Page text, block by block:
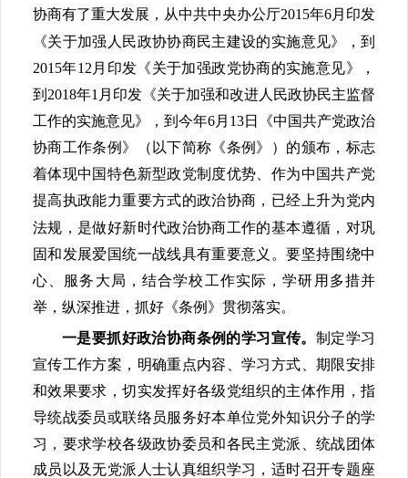
协商有了重大发展，从中共中央办公厅2015年6月印发
《关于加强人民政协协商民主建设的实施意见》，到
2015年12 月印发《关于加强政党协商的实施意见》，
到 2018年1 月印发《关于加强和改进人民政协民主监督
工作的实施意见》，到今年6月 13日《中国共产党政治
协商工作条例》（以下简称《条例》）的颁布，标志
着体现中国特色新型政党制度优势、作为中国共产党
提高执政能力重要方式的政治协商，已经上升为党内
法规，是做好新时代政治协商工作的基本遵循，对巩
固和发展爱国统一战线具有重要意义。要坚持围绕中
心、服务大局，结合学校工作实际，学研用多措并
举，纵深推进，抓好《条例》贯彻落实。
一是要抓好政治协商条例的学习宣传。 制定学习
宣传工作方案，明确重点内容、学习方式、期限安排
和效果要求，切实发挥好各级党组织的主体作用，指
导统战委员或联络员服务好本单位党外知识分子的学
习，要求学校各级政协委员和各民主党派、统战团体
成员以及无党派人士认真组织学习，适时召开专题座